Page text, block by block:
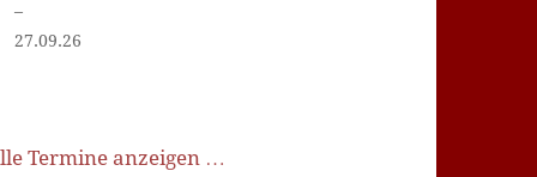
–
27.09.26
Termine anzeigen …